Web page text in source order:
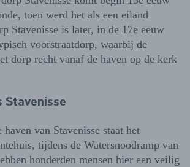
toen werd het als een eiland
Stavenisse is later, in de 17e eeuw
voorstraatdorp, waarbij de
dorp recht vanaf de haven op de kerk
Stavenisse
van Stavenisse staat het
tijdens de Watersnoodramp van
honderden mensen hier een veilig